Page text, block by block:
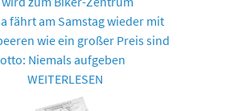
fährt am Samstag wieder mit
wie ein großer Preis sind
Niemals aufgeben
WEITERLESEN